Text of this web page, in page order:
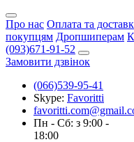
Про нас Оплата та
покупцям Дропшиперам
(093)671-91-52
Замовити дзвінок
(066)539-95-41
Skype: Favoritti
Пн - Сб: з 9:00 -
18:00